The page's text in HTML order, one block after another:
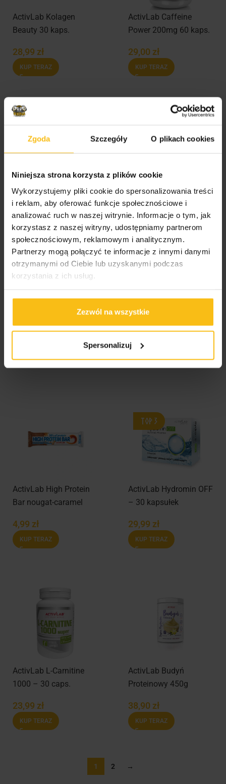
Zgoda Szczegóły O plikach cookies
Niniejsza strona korzysta z plików cookie
Wykorzystujemy pliki cookie do spersonalizowania treści
i reklam, aby oferować funkcje społecznościowe i
analizować ruch w naszej witrynie. Informacje o tym, jak
korzystasz z naszej witryny, udostępniamy partnerom
społecznościowym, reklamowym i analitycznym.
Partnerzy mogą połączyć te informacje z innymi danymi
otrzymanymi od Ciebie lub uzyskanymi podczas
korzystania z ich usług.
Zezwól na wszystkie
Spersonalizuj
ActivLab Kolagen
Beauty 30 kaps.
28,99 zł
KUP TERAZ
ActivLab Caffeine
Power 200mg 60 kaps.
29,00 zł
KUP TERAZ
ActivLab Vita C SHOT
KUP TERAZ
ActivLab High Protein
Bar peanut-caramel 49g
4,99zł
KUP TERAZ
ActivLab High Protein
Bar nougat-caramel
4,99 zł
KUP TERAZ
ActivLab Hydromin OFF
– 30 kapsułek
29,99 zł
KUP TERAZ
ActivLab L-Carnitine
1000 – 30 caps.
23,99 zł
KUP TERAZ
ActivLab Budyń
Proteinowy 450g
38,90 zł
KUP TERAZ
1 2 →